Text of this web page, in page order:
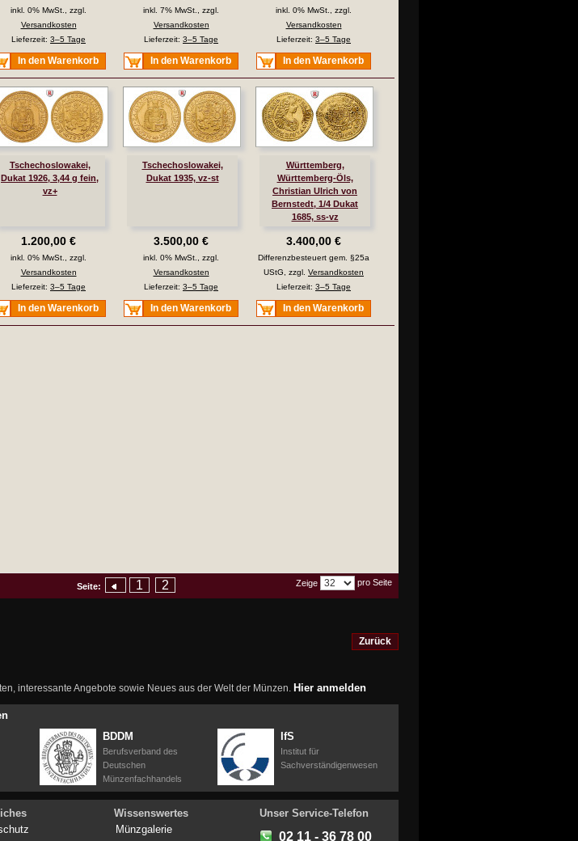
inkl. 0% MwSt., zzgl.
Versandkosten
Lieferzeit: 3–5 Tage
In den Warenkorb
inkl. 7% MwSt., zzgl.
Versandkosten
Lieferzeit: 3–5 Tage
In den Warenkorb
inkl. 0% MwSt., zzgl.
Versandkosten
Lieferzeit: 3–5 Tage
In den Warenkorb
Tschechoslowakei,
Dukat 1926, 3,44 g fein,
vz+
1.200,00 €
inkl. 0% MwSt., zzgl.
Versandkosten
Lieferzeit: 3–5 Tage
In den Warenkorb
Tschechoslowakei,
Dukat 1935, vz-st
3.500,00 €
inkl. 0% MwSt., zzgl.
Versandkosten
Lieferzeit: 3–5 Tage
In den Warenkorb
Württemberg,
Württemberg-Öls,
Christian Ulrich von
Bernstedt, 1/4 Dukat
1685, ss-vz
3.400,00 €
Differenzbesteuert gem. §25a
UStG, zzgl. Versandkosten
Lieferzeit: 3–5 Tage
In den Warenkorb
Zeige pro Seite
Seite: 1 2
Zurück
interessante Angebote sowie Neues aus der Welt der Münzen. Hier anmelden
BDDM
Berufsverband des
Deutschen
Münzenfachhandels
IfS
Institut für
Sachverständigenwesen
Wissenswertes
Münzgalerie
Unser Service-Telefon
02 11 - 36 78 00